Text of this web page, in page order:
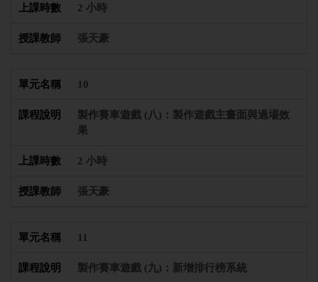
2 小時
張天豪
10
製作賽車遊戲 (八)：製作遊戲主畫面與過場效
果
2 小時
張天豪
11
製作賽車遊戲 (九)：新增排行榜系統